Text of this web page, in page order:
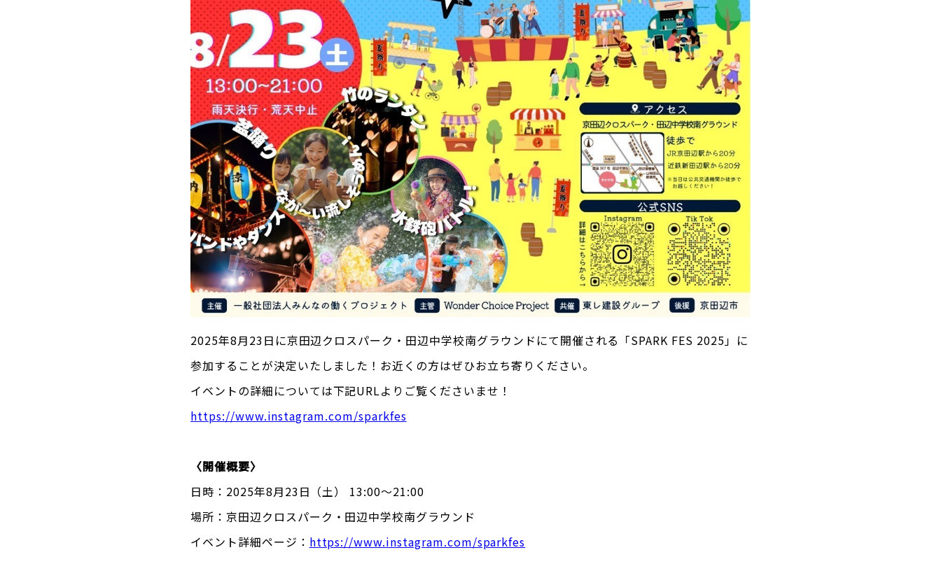
2025年8月23日に京田辺クロスパーク・田辺中学校南グラウンドにて開催される「SPARK FES 2025」に
参加することが決定いたしました！お近くの方はぜひお立ち寄りください。
イベントの詳細については下記URLよりご覧くださいませ！
https://www.instagram.com/sparkfes
〈開催概要〉
日時：2025年8月23日（土） 13:00～21:00
場所：京田辺クロスパーク・田辺中学校南グラウンド
イベント詳細ページ： https://www.instagram.com/sparkfes